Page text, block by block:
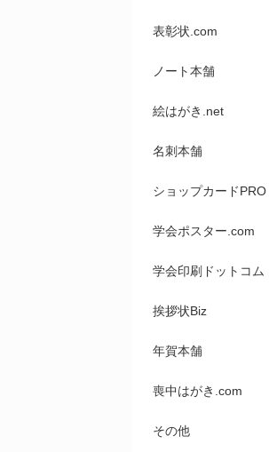
表彰状.com
ノート本舗
絵はがき.net
名刺本舗
ショップカードPRO
学会ポスター.com
学会印刷ドットコム
挨拶状Biz
年賀本舗
喪中はがき.com
その他